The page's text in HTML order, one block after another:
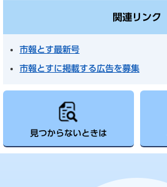
関連リンク
市報とす最新号
市報とすに掲載する広告を募集
見つからないときは